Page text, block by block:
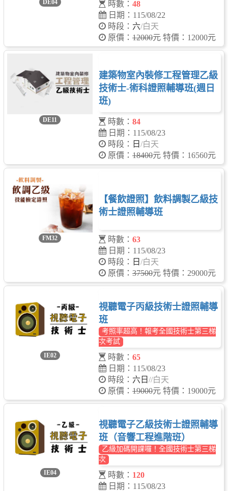
DE04 時數： 48
日期：115/08/22
時段： 六/白天
原價： 12000元 特價：12000元
DE11
建築物室內裝修工程管理乙級
技術士-術科證照輔導班(週日
班)
時數： 84
日期：115/08/23
時段：
日 /白天
原價： 18400元 特價：16560元
FM32
【餐飲證照】飲料調製乙級技
術士證照輔導班
時數： 63
日期：115/08/23
時段：
日 /白天
原價： 37500元 特價：29000元
IE02
視聽電子丙級技術士證照輔導
班
考照率超高！報考全國技術士第三梯
次考試
時數： 65
日期：115/08/23
時段： 六日 //白天
原價： 19000元 特價：19000元
IE04
視聽電子乙級技術士證照輔導
班（音響工程進階班）
乙級加碼開課囉！全國技術士第三梯
次
時數： 120
日期：115/08/23